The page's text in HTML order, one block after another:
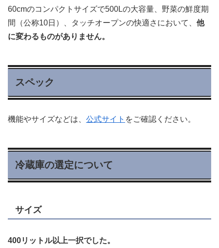
60cmのコンパクトサイズで500Lの大容量、野菜の鮮度期
間（公称10日）、タッチオープンの快適さにおいて、 他
に変わるものがありません。
スペック
機能やサイズなどは、 公式サイト をご確認ください。
冷蔵庫の選定について
サイズ
400リットル以上一択でした。